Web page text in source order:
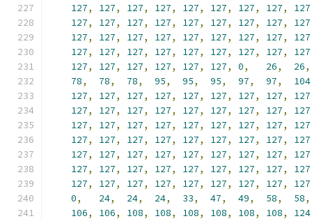
127, 127, 127, 127, 127, 127, 127, 127, 127
127, 127, 127, 127, 127, 127, 127, 127, 127
127, 127, 127, 127, 127, 127, 127, 127, 127
127, 127, 127, 127, 127, 127, 127, 127, 127
127, 127, 127, 127, 127, 127, 0, 26, 26,
78, 78, 78, 95, 95, 95, 97, 97, 104
127, 127, 127, 127, 127, 127, 127, 127, 127
127, 127, 127, 127, 127, 127, 127, 127, 127
127, 127, 127, 127, 127, 127, 127, 127, 127
127, 127, 127, 127, 127, 127, 127, 127, 127
127, 127, 127, 127, 127, 127, 127, 127, 127
127, 127, 127, 127, 127, 127, 127, 127, 127
127, 127, 127, 127, 127, 127, 127, 127, 127
0, 24, 24, 24, 33, 47, 49, 58, 58,
106, 106, 108, 108, 108, 108, 108, 108, 124